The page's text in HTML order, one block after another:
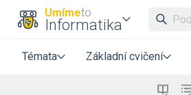
Umímeto
Informatika
Témata Základní cvičení